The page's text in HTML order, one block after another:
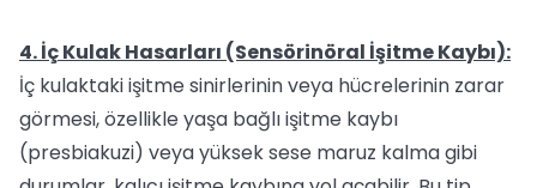
4. İç Kulak Hasarları (Sensörinöral İşitme Kaybı):
İç kulaktaki işitme sinirlerinin veya hücrelerinin zarar
görmesi, özellikle yaşa bağlı işitme kaybı
(presbiakuzi) veya yüksek sese maruz kalma gibi